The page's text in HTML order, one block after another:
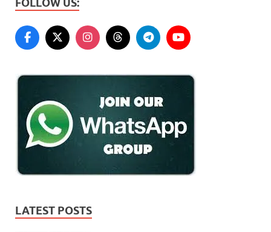
LATEST POSTS